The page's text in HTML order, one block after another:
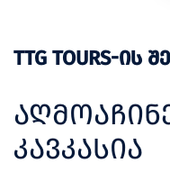
TTG TOURS-ᲘᲡ
ᲙᲐᲕᲙᲐᲡᲘᲐ